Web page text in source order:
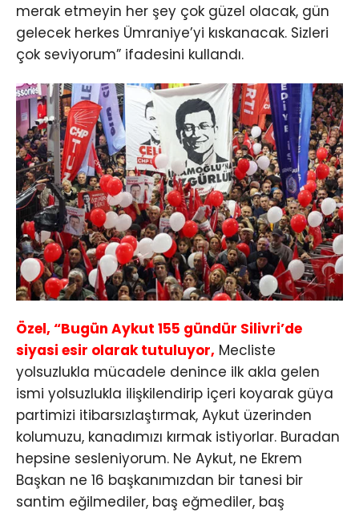
merak etmeyin her şey çok güzel olacak, gün
gelecek herkes Ümraniye’yi kıskanacak. Sizleri
çok seviyorum” ifadesini kullandı.
Özel, “Bugün Aykut 155 gündür Silivri’de
siyasi esir olarak tutuluyor, Mecliste
yolsuzlukla mücadele denince ilk akla gelen
ismi yolsuzlukla ilişkilendirip içeri koyarak güya
partimizi itibarsızlaştırmak, Aykut üzerinden
kolumuzu, kanadımızı kırmak istiyorlar. Buradan
hepsine sesleniyorum. Ne Aykut, ne Ekrem
Başkan ne 16 başkanımızdan bir tanesi bir
santim eğilmediler, baş eğmediler, baş